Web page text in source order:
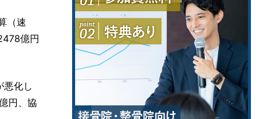
（速
億円
悪化し
円、協